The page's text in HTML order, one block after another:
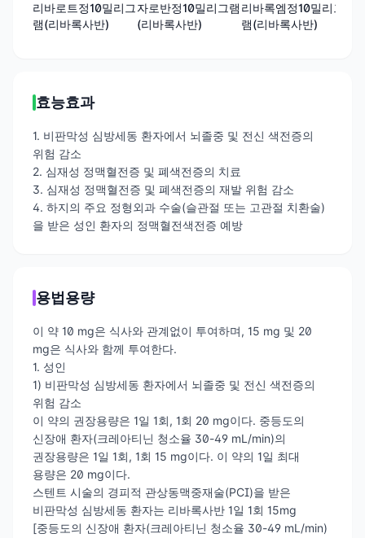
리바로트정10밀리그
램(리바록사반)
자로반정10밀리그램
(리바록사반)
리바록엠정10밀리그
램(리바록사반)
효능효과
1. 비판막성 심방세동 환자에서 뇌졸중 및 전신 색전증의
위험 감소
2. 심재성 정맥혈전증 및 폐색전증의 치료
3. 심재성 정맥혈전증 및 폐색전증의 재발 위험 감소
4. 하지의 주요 정형외과 수술(슬관절 또는 고관절 치환술)
을 받은 성인 환자의 정맥혈전색전증 예방
용법용량
이 약 10 mg은 식사와 관계없이 투여하며, 15 mg 및 20
mg은 식사와 함께 투여한다.
1. 성인
1) 비판막성 심방세동 환자에서 뇌졸중 및 전신 색전증의
위험 감소
이 약의 권장용량은 1일 1회, 1회 20 mg이다. 중등도의
신장애 환자(크레아티닌 청소율 30-49 mL/min)의
권장용량은 1일 1회, 1회 15 mg이다. 이 약의 1일 최대
용량은 20 mg이다.
스텐트 시술의 경피적 관상동맥중재술(PCI)을 받은
비판막성 심방세동 환자는 리바록사반 1일 1회 15mg
[중등도의 신장애 환자(크레아티닌 청소율 30-49 mL/min)